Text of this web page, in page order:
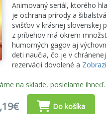
Animovaný seriál, ktorého
je ochrana prírody a
svišťov v krásnej slovenskej
z príbehov má okrem
humorných gagov aj
deti naučia, čo je v
rezervácii dovolené a
na sklade, posielame ihneď.
Do košíka